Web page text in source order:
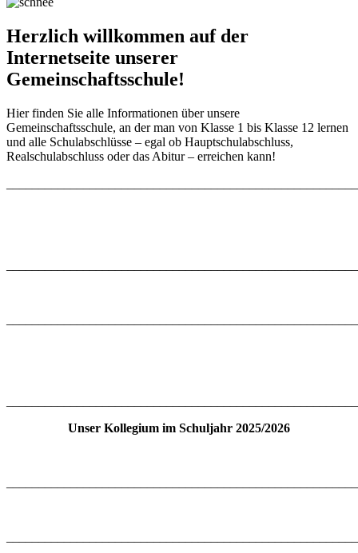
Herzlich willkommen auf der
Internetseite unserer
Gemeinschaftsschule!
Hier finden Sie alle Informationen über unsere
Gemeinschaftsschule, an der man von Klasse 1 bis Klasse 12 lernen
und alle Schulabschlüsse – egal ob Hauptschulabschluss,
Realschulabschluss oder das Abitur – erreichen kann!
Unser Kollegium im Schuljahr 2025/2026